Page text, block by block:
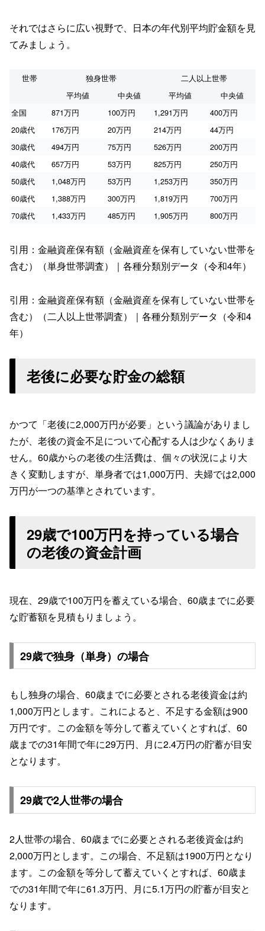
それではさらに広い視野で、日本の年代別平均貯金額を見
てみましょう。
世帯 独身世帯
二人以上世帯
平均値
中央値 平均値
中央値
全国
871万円 100万円 1,291万円
400万円
20歳代
176万円 20万円 214万円
44万円
30歳代
494万円 75万円 526万円
200万円
40歳代
657万円 53万円 825万円
250万円
50歳代
1,048万円 53万円 1,253万円
350万円
60歳代
1,388万円 300万円 1,819万円
700万円
70歳代
1,433万円 485万円 1,905万円 800万円
引用：金融資産保有額（金融資産を保有していない世帯を
含む）（単身世帯調査）｜各種分類別データ（令和4年）
引用：金融資産保有額（金融資産を保有していない世帯を
含む）（二人以上世帯調査）｜各種分類別データ（令和4
年）
老後に必要な貯金の総額
かつて「老後に2,000万円が必要」という議論がありまし
たが、老後の資金不足について心配する人は少なくありま
せん。60歳からの老後の生活費は、個々の状況により大
きく変動しますが、単身者では1,000万円、夫婦では2,000
万円が一つの基準とされています。
29歳で100万円を持っている場合
の老後の資金計画
現在、29歳で100万円を蓄えている場合、60歳までに必要
な貯蓄額を見積もりましょう。
29歳で独身（単身）の場合
もし独身の場合、60歳までに必要とされる老後資金は約
1,000万円とします。これによると、不足する金額は900
万円です。この金額を等分して蓄えていくとすれば、60
歳までの31年間で年に29万円、月に2.4万円の貯蓄が目安
となります。
29歳で2人世帯の場合
2人世帯の場合、60歳までに必要とされる老後資金は約
2,000万円とします。この場合、不足額は1900万円となり
ます。この金額を等分して蓄えていくとすれば、60歳ま
での31年間で年に61.3万円、月に5.1万円の貯蓄が目安と
なります。